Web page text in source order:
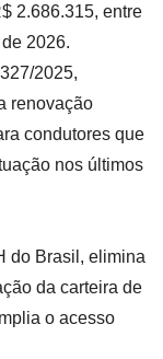
2.686.315, entre
2026.
2025,
renovação
condutores que
nos últimos
do Brasil, elimina
da carteira de
o acesso